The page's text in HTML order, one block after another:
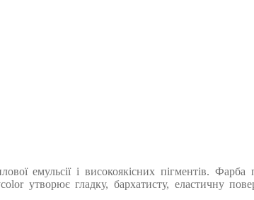
емульсії і високоякісних пігментів.
утворює гладку, бархатисту, еластичну